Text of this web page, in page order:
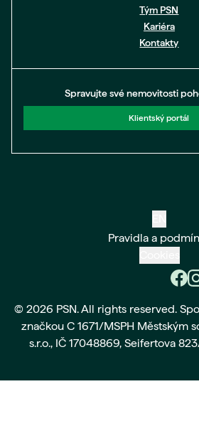
Tým PSN
Kariéra
Kontakty
Spravujte své nemovitosti
Klientský portál
Pravidla a
© 2026 PSN. All rights reserved.
značkou C 1671/MSPH Městským
s.r.o., IČ 17048869, Seifertova